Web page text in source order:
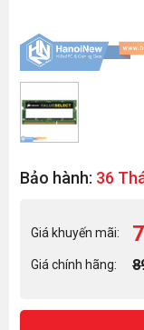
Bảo hành: 36
Giá khuyến mãi:
Giá chính hãng: